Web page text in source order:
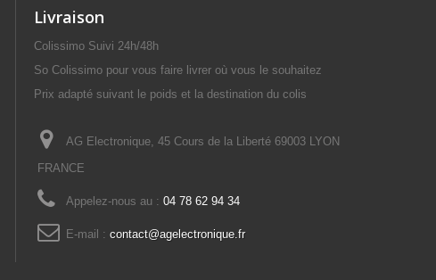
Livraison
Colissimo Suivi 24h/48h
So Colissimo pour vous faire livrer où vous le souhaitez
Prix adapté suivant le poids et la destination du colis
AG Electronique, 45 Cours de la Liberté 69003 LYON
FRANCE
Appelez-nous au : 04 78 62 94 34
E-mail : contact@agelectronique.fr